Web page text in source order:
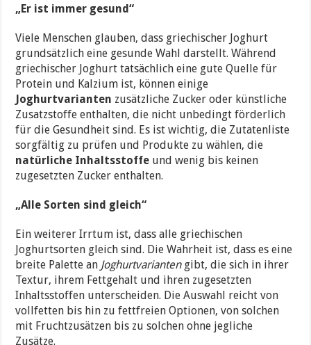
„Er ist immer gesund“
Viele Menschen glauben, dass griechischer Joghurt
grundsätzlich eine gesunde Wahl darstellt. Während
griechischer Joghurt tatsächlich eine gute Quelle für
Protein und Kalzium ist, können einige
Joghurtvarianten zusätzliche Zucker oder künstliche
Zusatzstoffe enthalten, die nicht unbedingt förderlich
für die Gesundheit sind. Es ist wichtig, die Zutatenliste
sorgfältig zu prüfen und Produkte zu wählen, die
natürliche Inhaltsstoffe und wenig bis keinen
zugesetzten Zucker enthalten.
„Alle Sorten sind gleich“
Ein weiterer Irrtum ist, dass alle griechischen
Joghurtsorten gleich sind. Die Wahrheit ist, dass es eine
breite Palette an Joghurtvariantengibt, die sich in ihrer
Textur, ihrem Fettgehalt und ihren zugesetzten
Inhaltsstoffen unterscheiden. Die Auswahl reicht von
vollfetten bis hin zu fettfreien Optionen, von solchen
mit Fruchtzusätzen bis zu solchen ohne jegliche
Zusätze.